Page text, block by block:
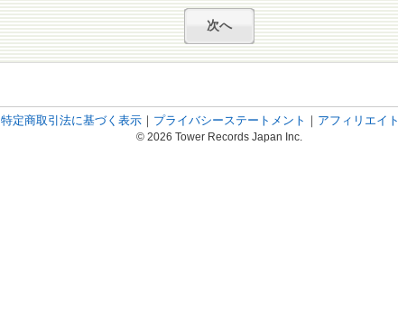
特定商取引法に基づく表示｜ プライバシーステートメント ｜ アフィリエイト
© 2026 Tower Records Japan Inc.